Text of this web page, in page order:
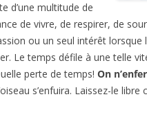
d’une multitude de
de vivre, de respirer, de
ou un seul intérêt lorsque
Le temps défile à une telle
perte de temps! On
s’enfuira. Laissez-le